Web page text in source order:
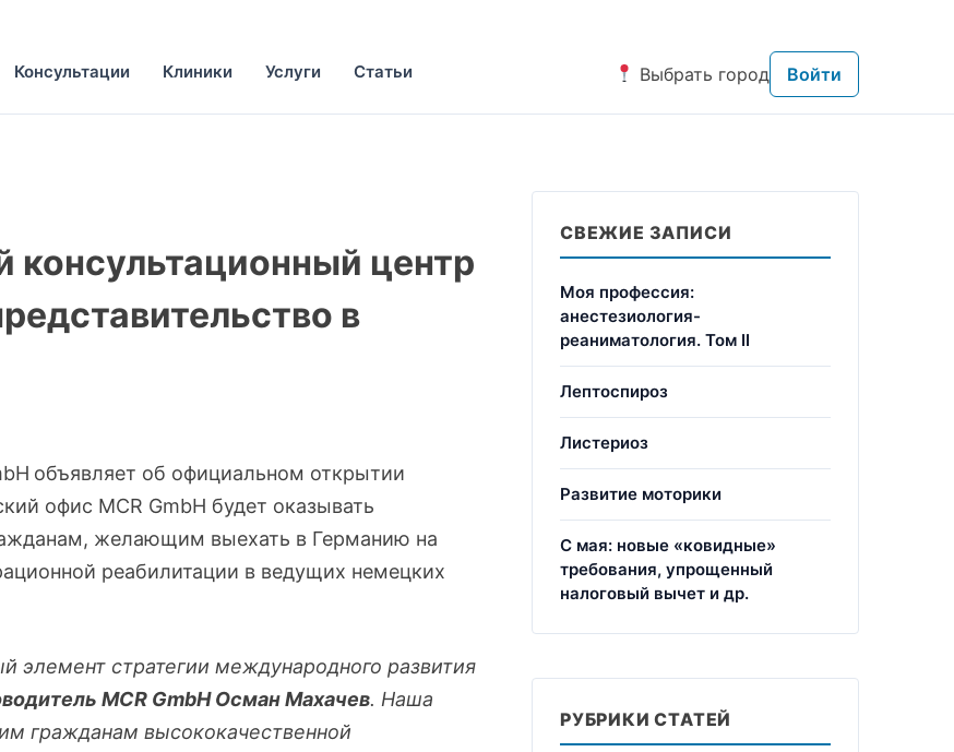
Консультации Клиники Услуги Статьи Выбрать город Войти
центр
в
объявляет об официальном открытии
офис MCR GmbH будет оказывать
желающим выехать в Германию на
реабилитации в ведущих немецких
элемент стратегии международного развития
MCR GmbH Осман Махачев. Наша
гражданам высококачественной
СВЕЖИЕ ЗАПИСИ
Моя профессия:
анестезиология-
реаниматология. Том II
Лептоспироз
Листериоз
Развитие моторики
С мая: новые «ковидные»
требования, упрощенный
налоговый вычет и др.
РУБРИКИ СТАТЕЙ